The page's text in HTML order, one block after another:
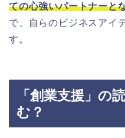
ての心強いパートナーと
で、自らのビジネスアイ
す。
「創業支援」の
む？